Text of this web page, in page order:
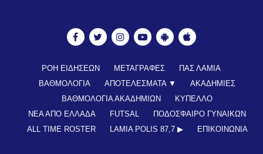
ΡΟΗ ΕΙΔΗΣΕΩΝ ΜΕΤΑΓΡΑΦΕΣ
ΠΑΣ ΛΑΜΙΑ
ΒΑΘΜΟΛΟΓΙΑ
ΑΠΟΤΕΛΕΣΜΑΤΑ ▼
ΑΚΑΔΗΜΙΕΣ
ΒΑΘΜΟΛΟΓΙΑ ΑΚΑΔΗΜΙΩΝ
ΚΥΠΕΛΛΟ
ΝΕΑ ΑΠΟ ΕΛΛΑΔΑ
FUTSAL
ΠΟΔΟΣΦΑΙΡΟ ΓΥΝΑΙΚΩΝ
ALL TIME ROSTER
LAMIA POLIS 87,7 ▶︎ ΕΠΙΚΟΙΝΩΝΊΑ